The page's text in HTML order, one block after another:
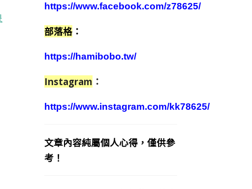
https://www.facebook.com/z78625/
部落格 ：
https://hamibobo.tw/
Instagram ：
https://www.instagram.com/kk78625/
文章內容純屬個人心得，僅供參
考！